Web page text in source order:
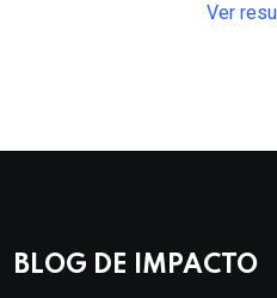
Ver
BLOG DE IMPACTO